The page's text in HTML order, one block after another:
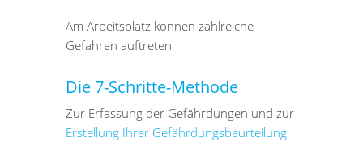
Am Arbeitsplatz können zahlreiche
Gefahren auftreten
Die 7-Schritte-Methode
Zur Erfassung der Gefährdungen und zur
Erstellung Ihrer Gefährdungsbeurteilung